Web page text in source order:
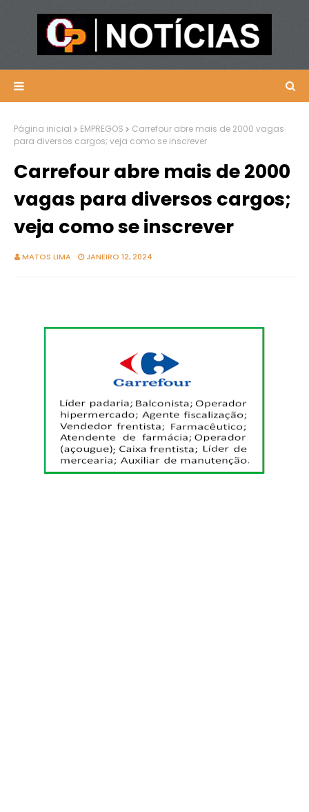
Página inicial EMPREGOS
Carrefour abre mais de 2000 vagas
para diversos cargos; veja como se inscrever
Carrefour abre mais de 2000
vagas para diversos cargos;
veja como se inscrever
MATOS LIMA JANEIRO 12, 2024